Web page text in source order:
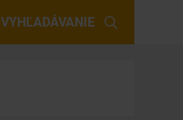
VYHĽADÁVANIE